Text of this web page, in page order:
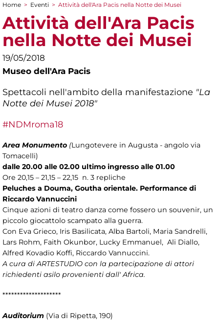
Tu sei qui
Home > Eventi > Attività dell'Ara Pacis nella Notte dei Musei
Attività dell'Ara Pacis
nella Notte dei Musei
19/05/2018
Museo dell'Ara Pacis
Spettacoli nell'ambito della manifestazione "La
Notte dei Musei 2018"
#NDMroma18
Area Monumento (Lungotevere in Augusta - angolo via
Tomacelli)
dalle 20.00 alle 02.00 ultimo ingresso alle 01.00
Ore 20,15 – 21,15 – 22,15 n. 3 repliche
Peluches a Douma, Goutha orientale. Performance di
Riccardo Vannuccini
Cinque azioni di teatro danza come fossero un souvenir, un
piccolo giocattolo scampato alla guerra.
Con Eva Grieco, Iris Basilicata, Alba Bartoli, Maria Sandrelli,
Lars Rohm, Faith Okunbor, Lucky Emmanuel, Ali Diallo,
Alfred Kovadio Koffi, Riccardo Vannuccini.
A cura di ARTESTUDIO con la partecipazione di attori
richiedenti asilo provenienti dall' Africa.
********************
Auditorium (Via di Ripetta, 190)